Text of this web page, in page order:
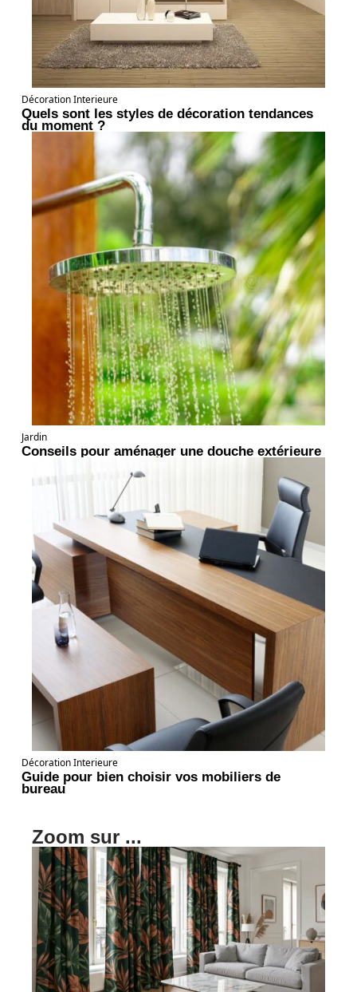
Décoration Interieure
Quels sont les styles de décoration tendances
du moment ?
Jardin
Conseils pour aménager une douche extérieure
Décoration Interieure
Guide pour bien choisir vos mobiliers de
bureau
Zoom sur ...